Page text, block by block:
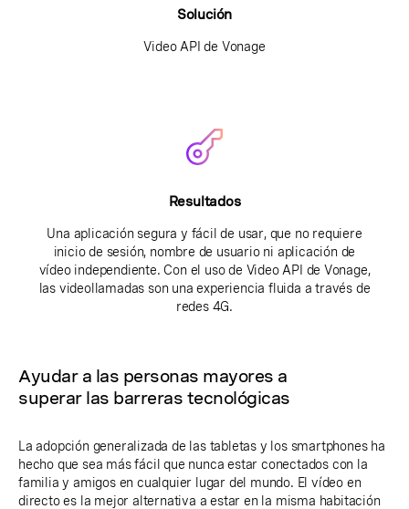
Solución
Video API de Vonage
Resultados
Una aplicación segura y fácil de usar, que no requiere
inicio de sesión, nombre de usuario ni aplicación de
vídeo independiente. Con el uso de Video API de Vonage,
las videollamadas son una experiencia fluida a través de
redes 4G.
Ayudar a las personas mayores a
superar las barreras tecnológicas
La adopción generalizada de las tabletas y los smartphones ha
hecho que sea más fácil que nunca estar conectados con la
familia y amigos en cualquier lugar del mundo. El vídeo en
directo es la mejor alternativa a estar en la misma habitación